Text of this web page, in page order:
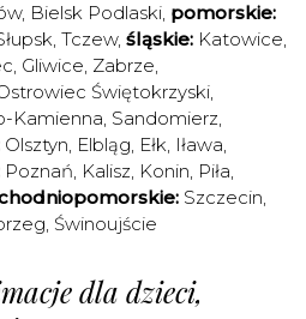
, Bielsk Podlaski, pomorskie:
, Tczew, śląskie: Katowice,
, Gliwice, Zabrze,
Świętokrzyski,
Kamienna, Sandomierz,
Olsztyn, Elbląg, Ełk, Iława,
Poznań, Kalisz, Konin, Piła,
Szczecin,
, Świnoujście
dla dzieci,